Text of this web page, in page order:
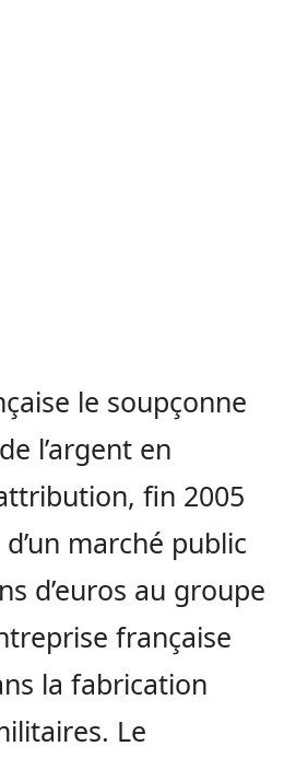
le soupçonne
l’argent en
fin 2005
marché public
d’euros au groupe
française
la fabrication
Le